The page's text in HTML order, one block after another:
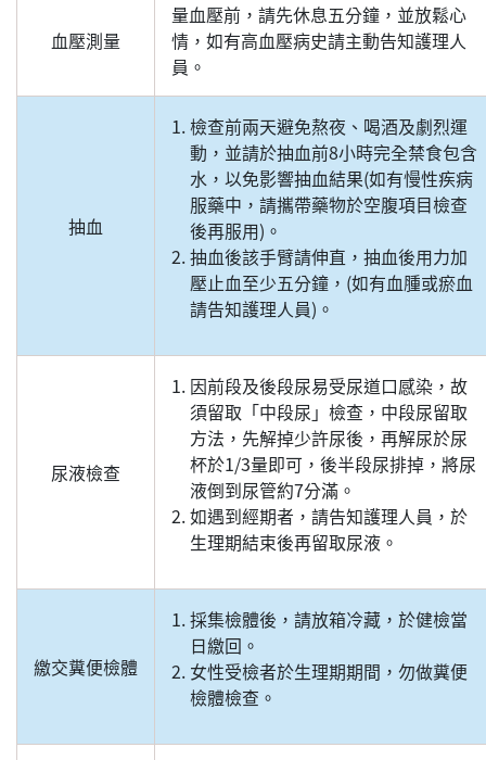
血壓測量
量血壓前，請先休息五分鐘，並放鬆心
情，如有高血壓病史請主動告知護理人
員。
抽血
檢查前兩天避免熬夜、喝酒及劇烈運
動，並請於抽血前8小時完全禁食包含
水，以免影響抽血結果(如有慢性疾病
服藥中，請攜帶藥物於空腹項目檢查
後再服用)。
抽血後該手臂請伸直，抽血後用力加
壓止血至少五分鐘，(如有血腫或瘀血
請告知護理人員)。
尿液檢查
因前段及後段尿易受尿道口感染，故
須留取「中段尿」檢查，中段尿留取
方法，先解掉少許尿後，再解尿於尿
杯於1/3量即可，後半段尿排掉，將尿
液倒到尿管約7分滿。
如遇到經期者，請告知護理人員，於
生理期結束後再留取尿液。
繳交糞便檢體
採集檢體後，請放箱冷藏，於健檢當
日繳回。
女性受檢者於生理期期間，勿做糞便
檢體檢查。